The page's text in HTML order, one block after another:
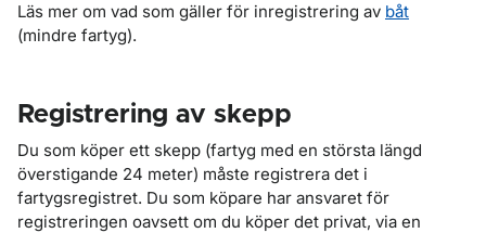
Läs mer om vad som gäller för inregistrering av båt
(mindre fartyg).
Registrering av skepp
Du som köper ett skepp (fartyg med en största längd
överstigande 24 meter) måste registrera det i
fartygsregistret. Du som köpare har ansvaret för
registreringen oavsett om du köper det privat, via en